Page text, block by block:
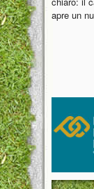
apre un